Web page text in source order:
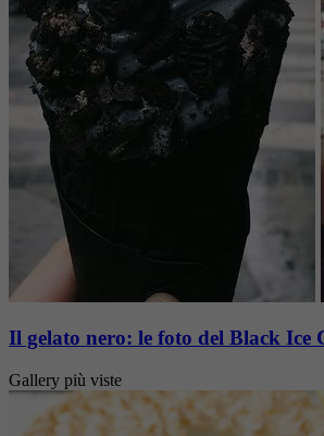
Il gelato nero: le foto del Black Ice
Gallery più viste